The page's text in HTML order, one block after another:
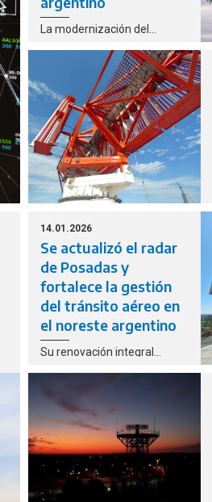
La modernización del
del plan que lleva adelante
EANA y que contempla la
actualización progresiva de
22 radares distribuidos en
todo el territorio nacional.
14.01.2026
Se actualizó el radar
de Posadas y
fortalece la gestión
del tránsito aéreo en
el noreste argentino
Su renovación integral
Programa Nacional de
Actualización del Sistema
Radar y de Vigilancia Aérea
en todo el territorio.